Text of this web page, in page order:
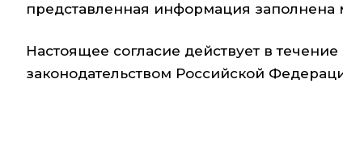
представленная информация
Настоящее согласие действует в
законодательством Российской